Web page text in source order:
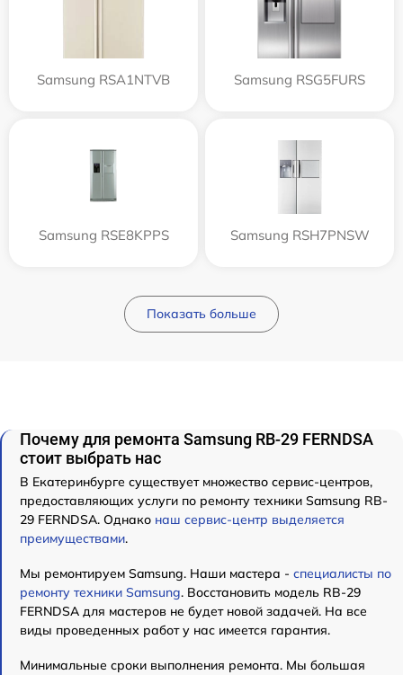
Samsung RSA1NTVB Samsung RSG5FURS
Samsung RSE8KPPS Samsung RSH7PNSW
Показать больше
Почему для ремонта Samsung RB-29 FERNDSA
стоит выбрать нас
В Екатеринбурге существует множество сервис-центров,
предоставляющих услуги по ремонту техники Samsung RB-
29 FERNDSA. Однако наш сервис-центр выделяется
преимуществами.
Мы ремонтируем Samsung. Наши мастера - специалисты по
ремонту техники Samsung. Восстановить модель RB-29
FERNDSA для мастеров не будет новой задачей. На все
виды проведенных работ у нас имеется гарантия.
Минимальные сроки выполнения ремонта. Мы большая